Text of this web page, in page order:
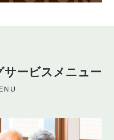
ービスメニュー